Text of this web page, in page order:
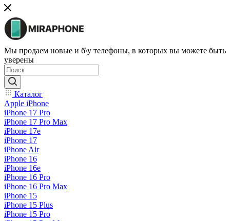
Мы продаем новые и б\у телефоны, в которых вы можете быть
уверены
Каталог
Apple iPhone
iPhone 17 Pro
iPhone 17 Pro Max
iPhone 17e
iPhone 17
iPhone Air
iPhone 16
iPhone 16e
iPhone 16 Pro
iPhone 16 Pro Max
iPhone 15
iPhone 15 Plus
iPhone 15 Pro